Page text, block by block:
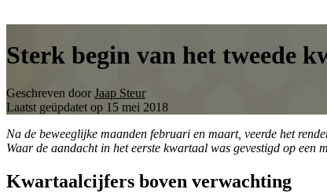
Sterk begin van het tweede
Geschreven doorJaap Steur
Laatst geüpdatet op 15 mei 2018
Na de beweeglijke maanden februari en maart, veerde het
Waar de aandacht in het eerste kwartaal was gevestigd op
Kwartaalcijfers boven verwachting